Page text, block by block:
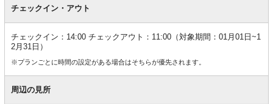
チェックイン・アウト
チェックイン：14:00 チェックアウト：11:00（対象期間：01月01日~1
2月31日）
※プランごとに時間の設定がある場合はそちらが優先されます。
周辺の見所